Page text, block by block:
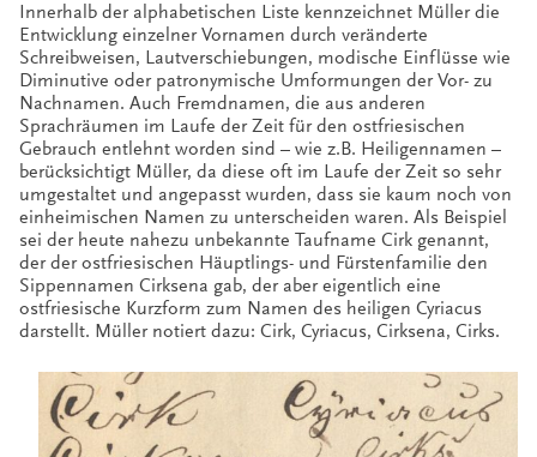
Innerhalb der alphabetischen Liste kennzeichnet Müller die
Entwicklung einzelner Vornamen durch veränderte
Schreibweisen, Lautverschiebungen, modische Einflüsse wie
Diminutive oder patronymische Umformungen der Vor- zu
Nachnamen. Auch Fremdnamen, die aus anderen
Sprachräumen im Laufe der Zeit für den ostfriesischen
Gebrauch entlehnt worden sind – wie z.B. Heiligennamen –
berücksichtigt Müller, da diese oft im Laufe der Zeit so sehr
umgestaltet und angepasst wurden, dass sie kaum noch von
einheimischen Namen zu unterscheiden waren. Als Beispiel
sei der heute nahezu unbekannte Taufname Cirk genannt,
der der ostfriesischen Häuptlings- und Fürstenfamilie den
Sippennamen Cirksena gab, der aber eigentlich eine
ostfriesische Kurzform zum Namen des heiligen Cyriacus
darstellt. Müller notiert dazu: Cirk, Cyriacus, Cirksena, Cirks.